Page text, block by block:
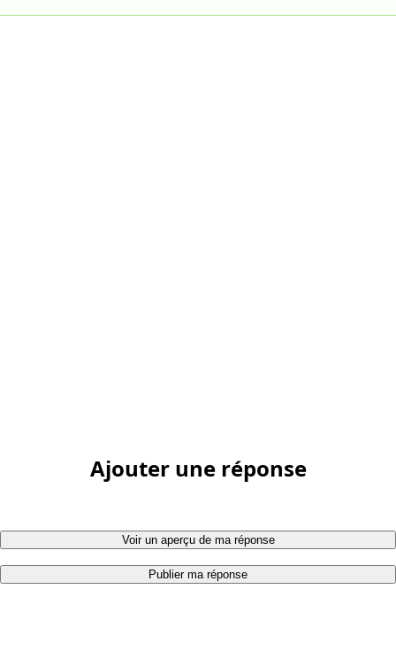
Ajouter une réponse
Voir un aperçu de ma réponse
Publier ma réponse